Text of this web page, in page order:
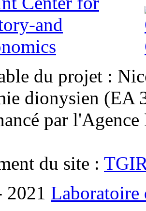
du projet :
dionysien
par l'Agence
du site :
Laboratoire